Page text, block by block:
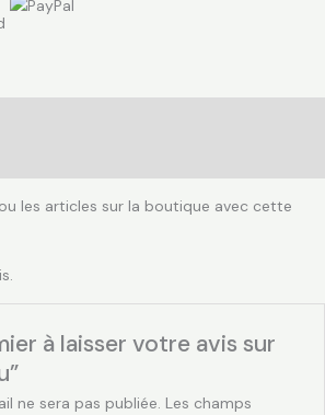
les articles sur la boutique avec cette
à laisser votre avis sur
ne sera pas publiée. Les champs